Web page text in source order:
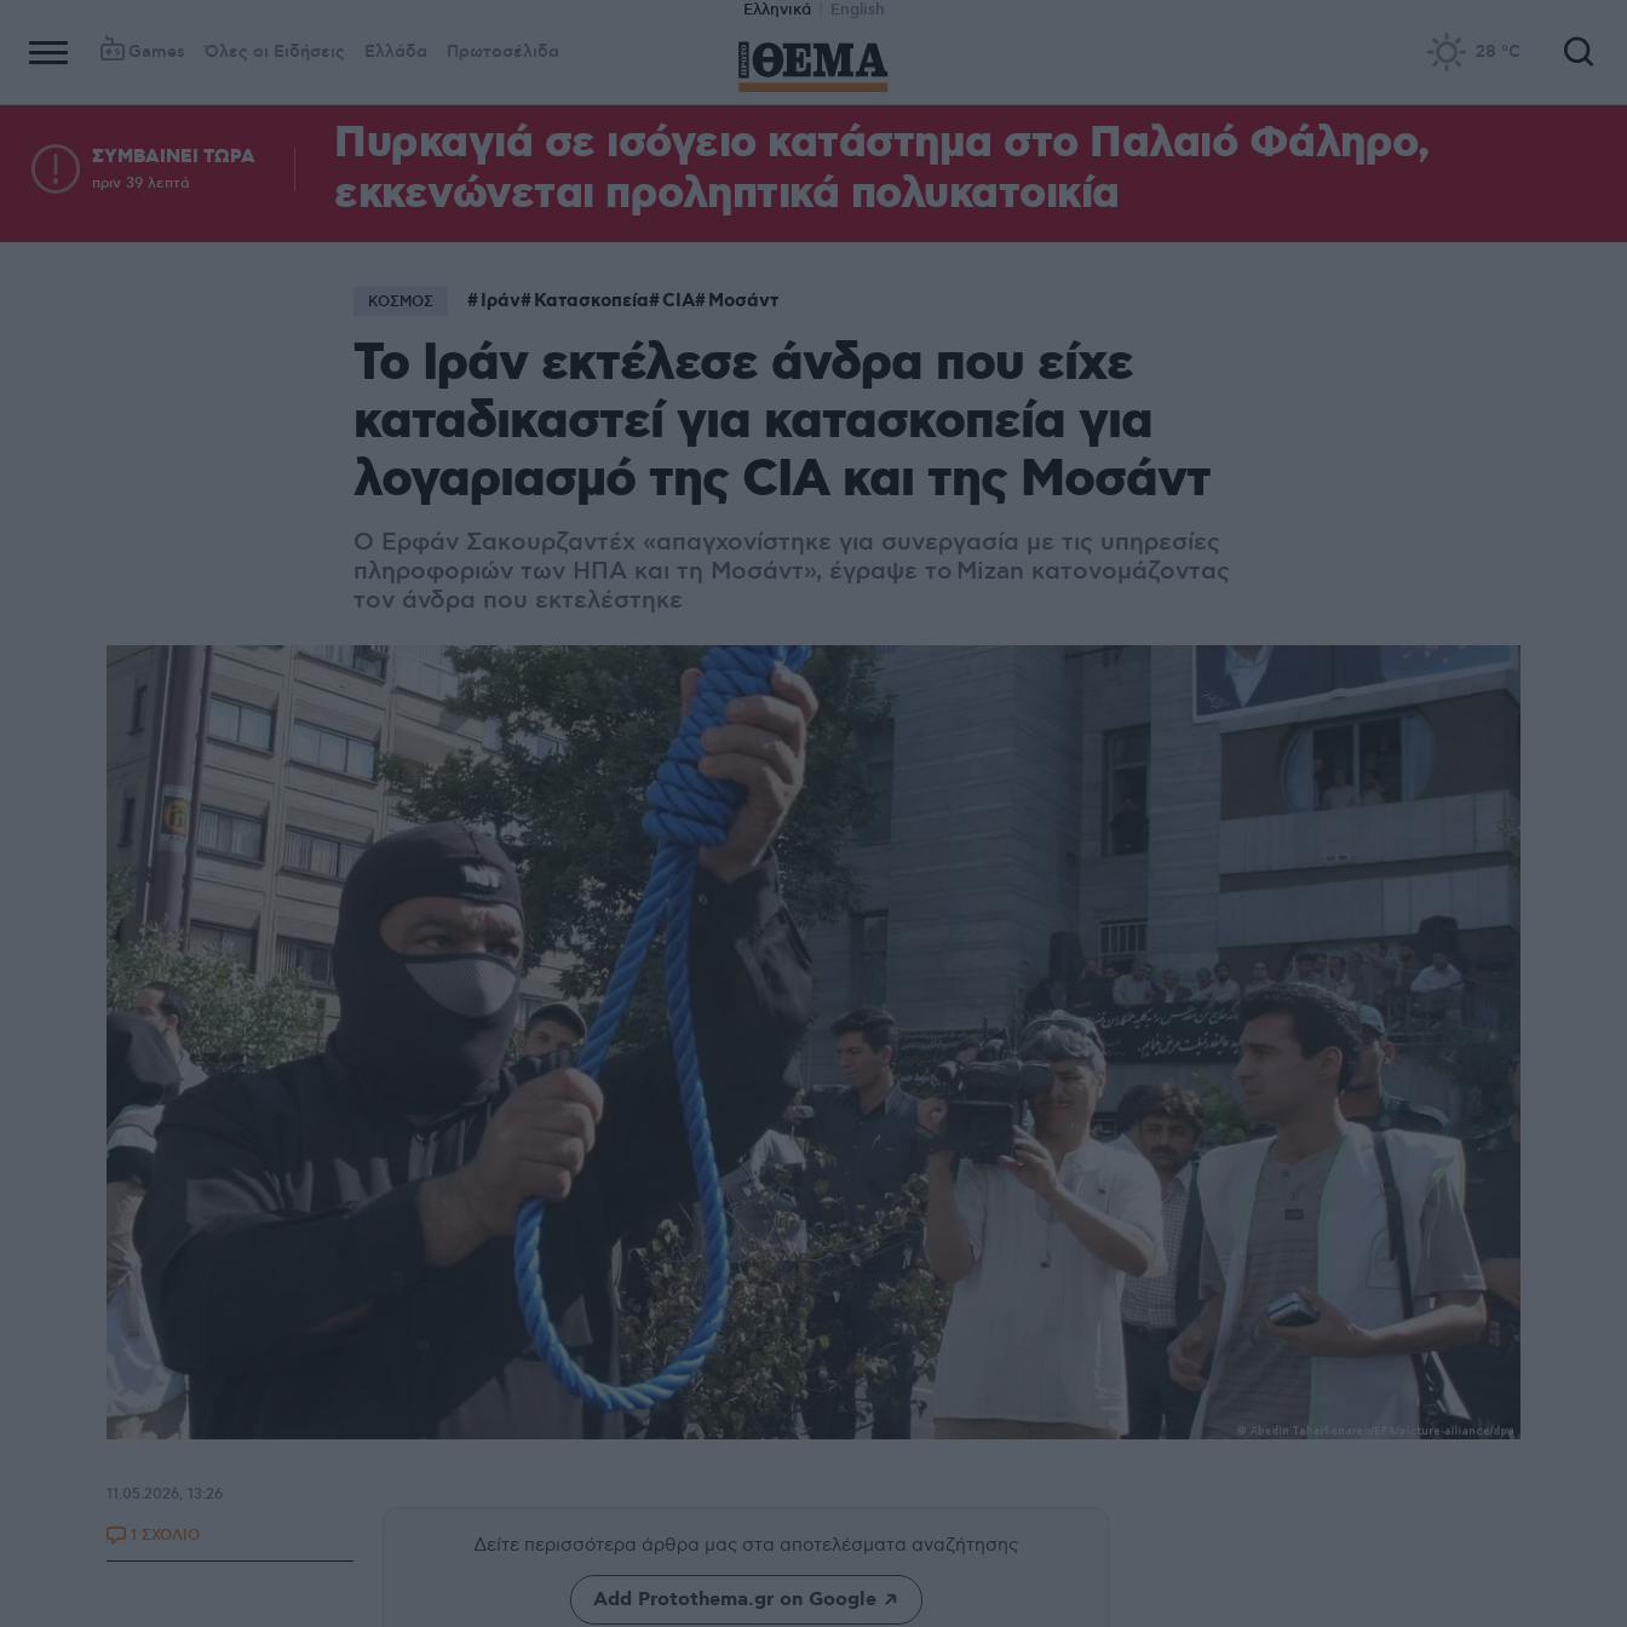
Ελληνικά English
Games Όλες οι Ειδήσεις Ελλάδα Πρωτοσέλιδα 28 °C
ΣΥΜΒΑΙΝΕΙ ΤΩΡΑ
πριν 39 λεπτά
Πυρκαγιά σε ισόγειο κατάστημα στο Παλαιό Φάληρο,
εκκενώνεται προληπτικά πολυκατοικία
ΚΟΣΜΟΣ Ιράν Κατασκοπεία CIA Μοσάντ
Το Ιράν εκτέλεσε άνδρα που είχε
καταδικαστεί για κατασκοπεία για
λογαριασμό της CIA και της Μοσάντ
Ο Ερφάν Σακουρζαντέχ «απαγχονίστηκε για συνεργασία με τις υπηρεσίες
πληροφοριών των ΗΠΑ και τη Μοσάντ», έγραψε το Mizan κατονομάζοντας
τον άνδρα που εκτελέστηκε
Δείτε περισσότερα άρθρα μας στα αποτελέσματα αναζήτησης
Add Protothema.gr on Google
11.05.2026, 13:26
1 ΣΧΟΛΙΟ